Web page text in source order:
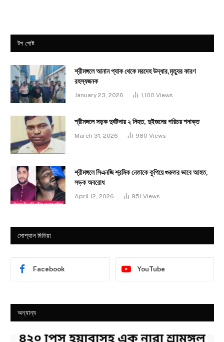
টপ পোষ্ট
শ্রীমঙ্গলে আনান প্যাক থেকে মরদেহ উদ্ধার,মৃত্যুর কারণ
রহস্যজনক
January 23, 2026 1,100 Views
শ্রীমঙ্গলে সড়ক দুর্ঘটনায় ২ নিহত, দুইজনের পরিচয় শনাক্ত
March 31, 2026 980 Views
শ্রীমঙ্গলে সিএনজি শ্রমিক নেতাকে কুপিয়ে গুরুতর ভাবে আহত,
সড়ক অবরোধ
April 12, 2026 951 Views
সোশ্যাল মিডিয়া
Facebook YouTube
অন্যান্য